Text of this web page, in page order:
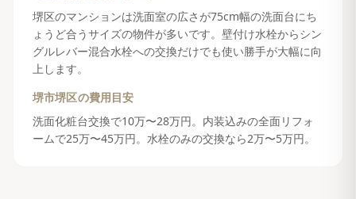
堺区のマンションは洗面室の広さが75cm幅の洗面台にち
ょうど合うサイズの物件が多いです。壁付け水栓からシン
グルレバー混合水栓への交換だけでも使い勝手が大幅に向
上します。
堺市堺区の費用目安
洗面化粧台交換で10万〜28万円。内装込みの全面リフォ
ームで25万〜45万円。水栓のみの交換なら2万〜5万円。